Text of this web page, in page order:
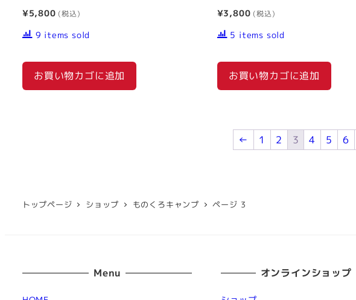
¥5,800
9 items sold
お買い物カゴに追加
¥3,800
5 items sold
お買い物カゴに追加
← 1 2 3 4 5 6
トップページ ショップ ものくろキャンプ ページ 3
Menu オンラインショップ